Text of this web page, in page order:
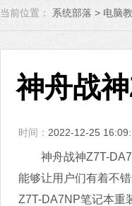
当前位置： 系统部落 > 电脑
神舟战
时间： 2022-12-25
神舟战神Z7T-
能够让用户们有着不
Z7T-DA7NP笔记本重